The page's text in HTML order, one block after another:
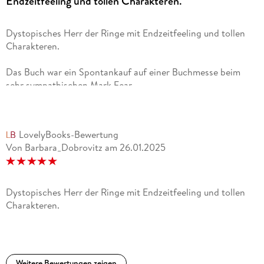
Dystopisches Herr der Ringe mit Endzeitfeeling und tollen
Charakteren.
Das Buch war ein Spontankauf auf einer Buchmesse beim
sehr sympathischen Mark Fear.
Dieses Buch von den unterschiedlichen und so tollen
Charakteren und auch diesem etwas düsteren Dystopischen
Wir haben verschiedenen POVs (glaub es waren 6?) und sehr
LovelyBooks-Bewertung
Von Barbara_Dobrovitz am 26.01.2025
Dystopisches Herr der Ringe mit Endzeitfeeling und tollen
Charakteren.